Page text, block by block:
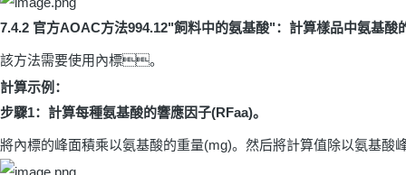
7.4.2 官方AOAC方法994.12"飼料中的氨基酸"：計算樣品中氨基酸
該方法需要使用內標。
計算示例：
步驟1：計算每種氨基酸的響應因子(RFaa)。
將內標的峰面積乘以氨基酸的重量(mg)。然后將計算值除以氨基酸